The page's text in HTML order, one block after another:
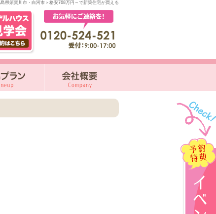
県須賀川市・白河市＞格安768万円～で新築住宅が買える